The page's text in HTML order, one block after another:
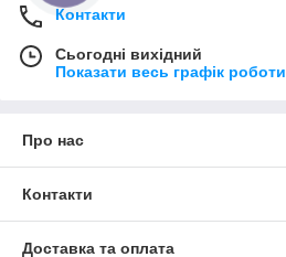
Контакти
Сьогодні вихідний
Показати весь графік роботи
Про нас
Контакти
Доставка та оплата